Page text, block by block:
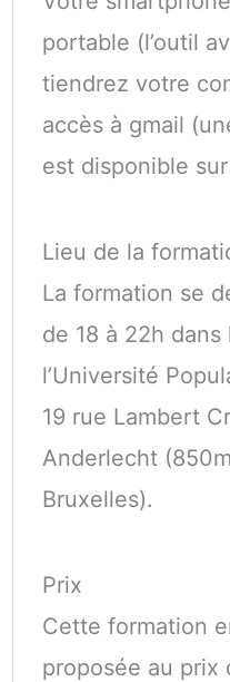
portable (l’outil
tiendrez votre
accès à gmail
est disponible
Lieu de la
La formation se
de 18 à 22h
l’Université
19 rue Lambert
Anderlecht
Bruxelles).
Prix
Cette formation
proposée au prix